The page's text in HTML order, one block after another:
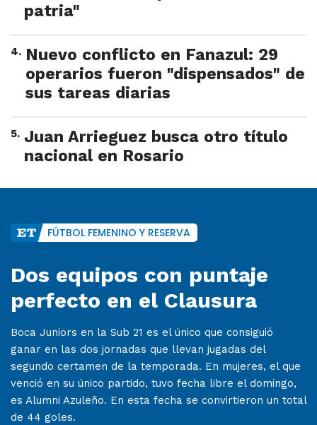
patria"
4. Nuevo conflicto en Fanazul: 29
operarios fueron "dispensados" de
sus tareas diarias
5. Juan Arrieguez busca otro título
nacional en Rosario
FÚTBOL FEMENINO Y RESERVA
Dos equipos con puntaje
perfecto en el Clausura
Boca Juniors en la Sub 21 es el único que consiguió
ganar en las dos jornadas que llevan jugadas del
segundo certamen de la temporada. En mujeres, el que
venció en su único partido, tuvo fecha libre el domingo,
es Alumni Azuleño. En esta fecha se convirtieron un total
de 44 goles.